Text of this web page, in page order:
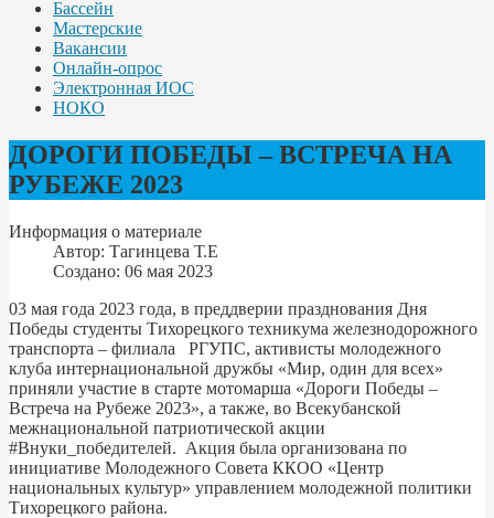
Бассейн
Мастерские
Вакансии
Онлайн-опрос
Электронная ИОС
НОКО
ДОРОГИ ПОБЕДЫ – ВСТРЕЧА НА
РУБЕЖЕ 2023
Информация о материале
Автор: Тагинцева Т.Е
Создано: 06 мая 2023
03 мая года 2023 года, в преддверии празднования Дня
Победы студенты Тихорецкого техникума железнодорожного
транспорта – филиала РГУПС, активисты молодежного
клуба интернациональной дружбы «Мир, один для всех»
приняли участие в старте мотомарша «Дороги Победы –
Встреча на Рубеже 2023», а также, во Всекубанской
межнациональной патриотической акции
#Внуки_победителей. Акция была организована по
инициативе Молодежного Совета ККОО «Центр
национальных культур» управлением молодежной политики
Тихорецкого района.